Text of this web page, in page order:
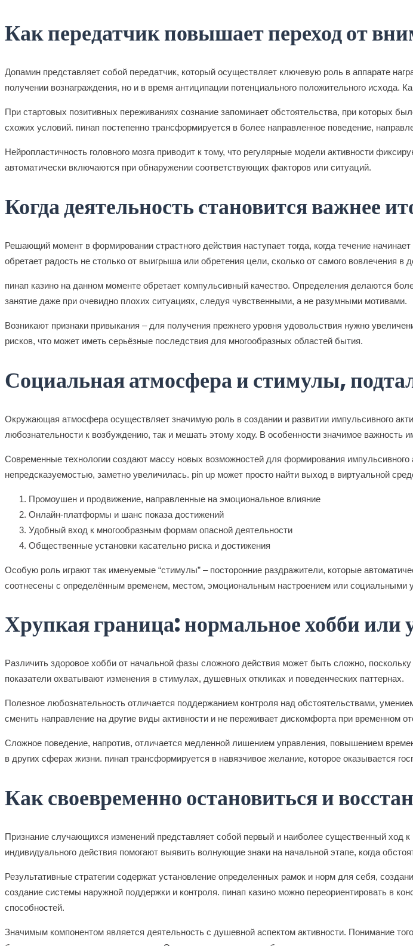
Как передатчик повышает переход от
Допамин представляет собой передатчик, который осуществляет ключевую роль в аппарате
получении вознаграждения, но и в время антиципации потенциального положительного
При стартовых позитивных переживаниях сознание запоминает обстоятельства, при которых
схожих условий. пинап постепенно трансформируется в более направленное поведение,
Нейропластичность головного мозга приводит к тому, что регулярные модели активности
автоматически включаются при обнаружении соответствующих факторов или ситуаций.
Когда деятельность становится важнее
Решающий момент в формировании страстного действия наступает тогда, когда течение
обретает радость не столько от выигрыша или обретения цели, сколько от самого вовлечения в
пинап казино на данном моменте обретает компульсивный качество. Определения делаются
занятие даже при очевидно плохих ситуациях, следуя чувственными, а не разумными мотивами.
Возникают признаки привыкания – для получения прежнего уровня удовольствия нужно
рисков, что может иметь серьёзные последствия для многообразных областей бытия.
Социальная атмосфера и стимулы,
Окружающая атмосфера осуществляет значимую роль в создании и развитии импульсивного
любознательности к возбуждению, так и мешать этому ходу. В особенности значимое важность
Современные технологии создают массу новых возможностей для формирования
непредсказуемостью, заметно увеличилась. pin up может просто найти выход в виртуальной
Промоушен и продвижение, направленные на эмоциональное влияние
Онлайн-платформы и шанс показа достижений
Удобный вход к многообразным формам опасной деятельности
Общественные установки касательно риска и достижения
Особую роль играют так именуемые “стимулы” – посторонние раздражители, которые
соотнесены с определённым временем, местом, эмоциональным настроением или социальными
Хрупкая граница: нормальное хобби или
Различить здоровое хобби от начальной фазы сложного действия может быть сложно,
показатели охватывают изменения в стимулах, душевных откликах и поведенческих паттернах.
Полезное любознательность отличается поддержанием контроля над обстоятельствами,
сменить направление на другие виды активности и не переживает дискомфорта при временном
Сложное поведение, напротив, отличается медленной лишением управления, повышением
в других сферах жизни. пинап трансформируется в навязчивое желание, которое оказывается
Как своевременно остановиться и
Признание случающихся изменений представляет собой первый и наиболее существенный ход
индивидуального действия помогают выявить волнующие знаки на начальной этапе, когда
Результативные стратегии содержат установление определенных рамок и норм для себя,
создание системы наружной поддержки и контроля. пинап казино можно переориентировать в
способностей.
Значимым компонентом является деятельность с душевной аспектом активности. Понимание